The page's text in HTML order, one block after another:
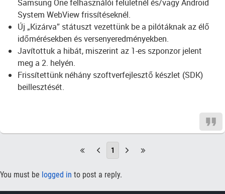
Samsung One felhasználói felületnél és/vagy Android
System WebView frissítéseknél.
Új „Kizárva” státuszt vezettünk be a pilótáknak az élő
időmérésekben és versenyeredményekben.
Javítottuk a hibát, miszerint az 1-es szponzor jelent
meg a 2. helyén.
Frissítettünk néhány szoftverfejlesztő készlet (SDK)
beillesztését.
1
You must be logged in to post a reply.